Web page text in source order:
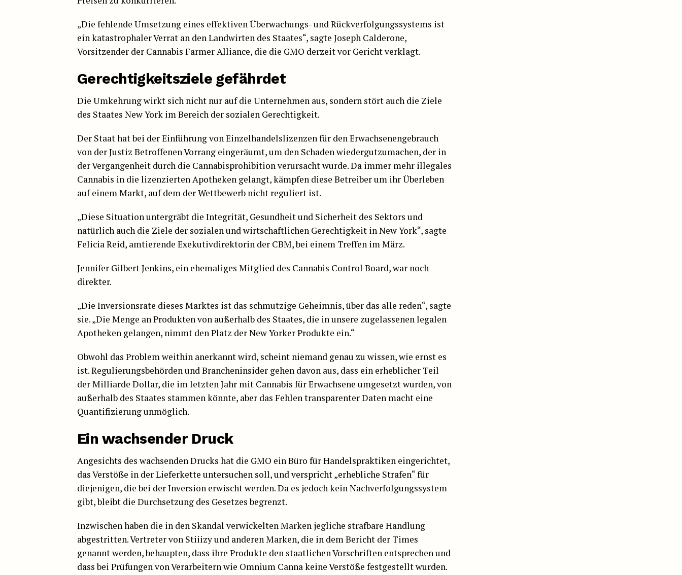
„Die fehlende Umsetzung eines effektiven Überwachungs- und Rückverfolgungssystems ist
ein katastrophaler Verrat an den Landwirten des Staates“, sagte Joseph Calderone,
Vorsitzender der Cannabis Farmer Alliance, die die GMO derzeit vor Gericht verklagt.
Gerechtigkeitsziele gefährdet
Die Umkehrung wirkt sich nicht nur auf die Unternehmen aus, sondern stört auch die Ziele
des Staates New York im Bereich der sozialen Gerechtigkeit.
Der Staat hat bei der Einführung von Einzelhandelslizenzen für den Erwachsenengebrauch
von der Justiz Betroffenen Vorrang eingeräumt, um den Schaden wiedergutzumachen, der in
der Vergangenheit durch die Cannabisprohibition verursacht wurde. Da immer mehr illegales
Cannabis in die lizenzierten Apotheken gelangt, kämpfen diese Betreiber um ihr Überleben
auf einem Markt, auf dem der Wettbewerb nicht reguliert ist.
„Diese Situation untergräbt die Integrität, Gesundheit und Sicherheit des Sektors und
natürlich auch die Ziele der sozialen und wirtschaftlichen Gerechtigkeit in New York“, sagte
Felicia Reid, amtierende Exekutivdirektorin der CBM, bei einem Treffen im März.
Jennifer Gilbert Jenkins, ein ehemaliges Mitglied des Cannabis Control Board, war noch
direkter.
„Die Inversionsrate dieses Marktes ist das schmutzige Geheimnis, über das alle reden“, sagte
sie. „Die Menge an Produkten von außerhalb des Staates, die in unsere zugelassenen legalen
Apotheken gelangen, nimmt den Platz der New Yorker Produkte ein.“
Obwohl das Problem weithin anerkannt wird, scheint niemand genau zu wissen, wie ernst es
ist. Regulierungsbehörden und Brancheninsider gehen davon aus, dass ein erheblicher Teil
der Milliarde Dollar, die im letzten Jahr mit Cannabis für Erwachsene umgesetzt wurden, von
außerhalb des Staates stammen könnte, aber das Fehlen transparenter Daten macht eine
Quantifizierung unmöglich.
Ein wachsender Druck
Angesichts des wachsenden Drucks hat die GMO ein Büro für Handelspraktiken eingerichtet,
das Verstöße in der Lieferkette untersuchen soll, und verspricht „erhebliche Strafen“ für
diejenigen, die bei der Inversion erwischt werden. Da es jedoch kein Nachverfolgungssystem
gibt, bleibt die Durchsetzung des Gesetzes begrenzt.
Inzwischen haben die in den Skandal verwickelten Marken jegliche strafbare Handlung
abgestritten. Vertreter von Stiiizy und anderen Marken, die in dem Bericht der Times
genannt werden, behaupten, dass ihre Produkte den staatlichen Vorschriften entsprechen und
dass bei Prüfungen von Verarbeitern wie Omnium Canna keine Verstöße festgestellt wurden.